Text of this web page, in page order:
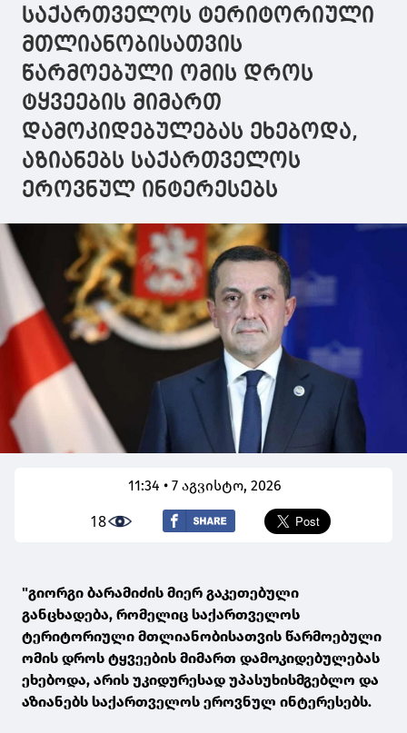
საქართველოს ტერიტორიული
მთლიანობისათვის
წარმოებული ომის დროს
ტყვეების მიმართ
დამოკიდებულებას ეხებოდა,
აზიანებს საქართველოს
ეროვნულ ინტერესებს
11:34 • 7 აგვისტო, 2026
18
"გიორგი ბარამიძის მიერ გაკეთებული
განცხადება, რომელიც საქართველოს
ტერიტორიული მთლიანობისათვის წარმოებული
ომის დროს ტყვეების მიმართ დამოკიდებულებას
ეხებოდა, არის უკიდურესად უპასუხისმგებლო და
აზიანებს საქართველოს ეროვნულ ინტერესებს.